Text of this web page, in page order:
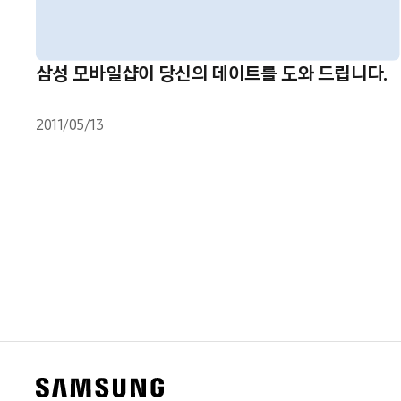
삼성 모바일샵이 당신의 데이트를 도와 드립니다.
2011/05/13